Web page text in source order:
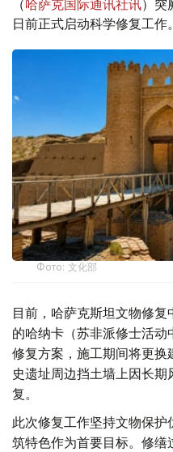
（哈萨克国际通讯社讯）突
日前正式启动科学修复工作。
Фото: 文化部
目前，哈萨克斯坦文物修
的哈纳卡（苏非派修士活
修复方案，施工期间将更
史遗址周边挡土墙上因长
复。
此次修复工作坚持文物保
筑特色作为首要目标。修